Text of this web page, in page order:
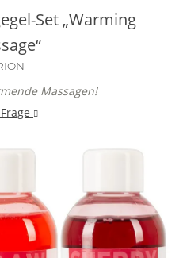
Set „Warming
Massagen!